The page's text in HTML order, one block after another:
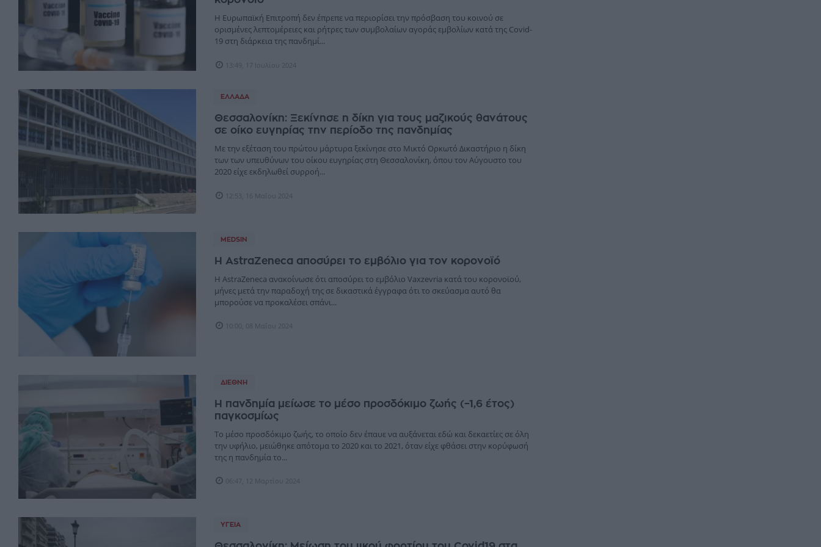
Η Ευρωπαϊκή Επιτροπή δεν έπρεπε να περιορίσει την πρόσβαση του κοινού σε
ορισμένες λεπτομέρειες και ρήτρες των συμβολαίων αγοράς εμβολίων κατά της Covid-
19 στη διάρκεια της πανδημί...
13:49, 17 Ιουλίου 2024
ΕΛΛΆΔΑ
Θεσσαλονίκη: Ξεκίνησε η δίκη για τους μαζικούς θανάτους
σε οίκο ευγηρίας την περίοδο της πανδημίας
Με την εξέταση του πρώτου μάρτυρα ξεκίνησε στο Μικτό Ορκωτό Δικαστήριο η δίκη
των των υπευθύνων του οίκου ευγηρίας στη Θεσσαλονίκη, όπου τον Αύγουστο του
2020 είχε εκδηλωθεί συρροή...
12:53, 16 Μαΐου 2024
MEDSIN
Η AstraZeneca αποσύρει το εμβόλιο για τον κορονοϊό
H AstraZeneca ανακοίνωσε ότι αποσύρει το εμβόλιο Vaxzevria κατά του κορονοϊού,
μήνες μετά την παραδοχή της σε δικαστικά έγγραφα ότι το σκεύασμα αυτό θα
μπορούσε να προκαλέσει σπάνι...
10:00, 08 Μαΐου 2024
ΔΙΕΘΝΉ
Η πανδημία μείωσε το μέσο προσδόκιμο ζωής (–1,6 έτος)
παγκοσμίως
Το μέσο προσδόκιμο ζωής, το οποίο δεν έπαυε να αυξάνεται εδώ και δεκαετίες σε όλη
την υφήλιο, μειώθηκε απότομα το 2020 και το 2021, όταν είχε φθάσει στην κορύφωσή
της η πανδημία το...
06:47, 12 Μαρτίου 2024
ΥΓΕΊΑ